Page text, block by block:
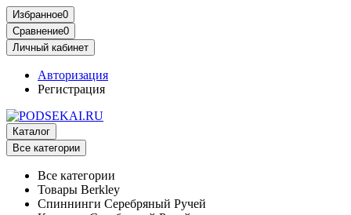
Избранное0
Сравнение0
Личный кабинет
Авторизация
Регистрация
Каталог
Все категории
Все категории
Товары Berkley
Спиннинги Серебряный Ручей